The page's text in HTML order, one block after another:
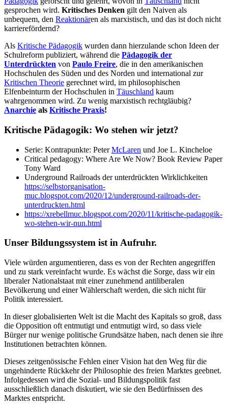
gesprochen wird. Kritisches Denken gilt den Naiven als
unbequem, den Reaktionären als marxistisch, und das ist doch nicht
karrierefördernd?
Als Kritische Pädagogik wurden dann hierzulande schon Ideen der
Schulreform publiziert, während die Pädagogik der
Unterdrückten von Paulo Freire, die in den amerikanischen
Hochschulen des Süden und des Norden und international zur
Kritischen Theorie gerechnet wird, im philosophischen
Elfenbeinturm der Hochschulen in Täuschland kaum
wahrgenommen wird. Zu wenig marxistisch rechtgläubig?
Anarchie als Kritische Praxis!
Kritische Pädagogik: Wo stehen wir jetzt?
Serie: Kontrapunkte: PeterMcLaren und Joe L. Kincheloe
Critical pedagogy: Where Are We Now? Book Review Paper
Tony Ward
Underground Railroads der unterdrückten Wirklichkeiten
https://selbstorganisation-
muc.blogspot.com/2020/12/underground-railroads-der-
unterdruckten.html
https://xrebellmuc.blogspot.com/2020/11/kritische-padagogik-
wo-stehen-wir-nun.html
Unser Bildungssystem ist in Aufruhr.
Viele würden argumentieren, dass es von der Rechten angegriffen
und zu stark vereinfacht wurde. Es wächst die Sorge, dass wir ein
liberaler Nationalstaat mit einer zunehmend antiliberalen
Bevölkerung und einer Wählerschaft werden, die sich nicht für
Politik interessiert.
In dieser globalisierten Welt ist die Macht des Kapitals so groß, dass
die Opposition oft entmutigt und entmutigt wird, so dass viele
Bürger nur wenige politische Grundsätze haben, nach denen sie ihre
Institutionen betrachten können.
Dieses zeitgenössische Fehlen einer Vision hat den Weg für die
ungehinderte Rückkehr der Philosophie des freien Marktes geebnet.
Infolgedessen wird die Sozial- und Bildungspolitik fast
ausschließlich danach diskutiert, wie sie den Bedürfnissen des
Marktes entspricht.